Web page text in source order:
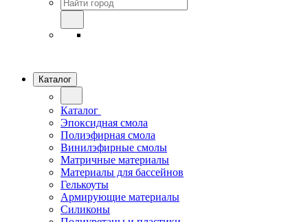
Каталог
Каталог
Эпоксидная смола
Полиэфирная смола
Винилэфирные смолы
Матричные материалы
Материалы для бассейнов
Гелькоуты
Армирующие материалы
Силиконы